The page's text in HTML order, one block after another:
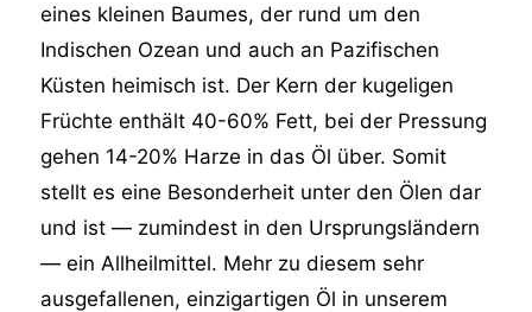
eines kleinen Baumes, der rund um den
Indischen Ozean und auch an Pazifischen
Küsten heimisch ist. Der Kern der kugeligen
Früchte enthält 40-60% Fett, bei der Pressung
gehen 14-20% Harze in das Öl über. Somit
stellt es eine Besonderheit unter den Ölen dar
und ist — zumindest in den Ursprungsländern
— ein Allheilmittel. Mehr zu diesem sehr
ausgefallenen, einzigartigen Öl in unserem